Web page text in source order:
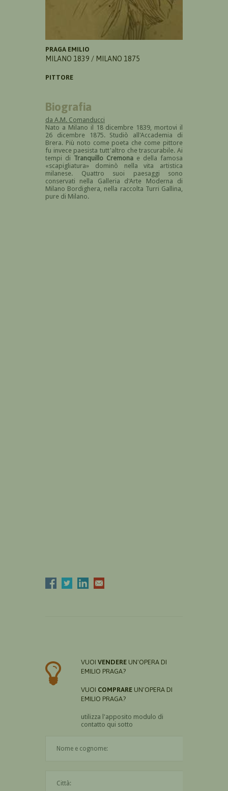
PRAGA EMILIO
MILANO 1839 / MILANO 1875
PITTORE
Biografia
da A.M. Comanducci
Nato a Milano il 18 dicembre 1839, mortovi il
26 dicembre 1875. Studiò all'Accademia di
Brera. Più noto come poeta che come pittore
fu invece paesista tutt'altro che trascurabile. Ai
tempi di Tranquillo Cremona e della famosa
«scapigliatura» dominò nella vita artistica
milanese. Quattro suoi paesaggi sono
conservati nella Galleria d'Arte Moderna di
Milano Bordighera, nella raccolta Turri Gallina,
pure di Milano.
VUOI VENDERE UN'OPERA DI
EMILIO PRAGA?
VUOI COMPRARE UN'OPERA DI
EMILIO PRAGA?
utilizza l'apposito modulo di
contatto qui sotto